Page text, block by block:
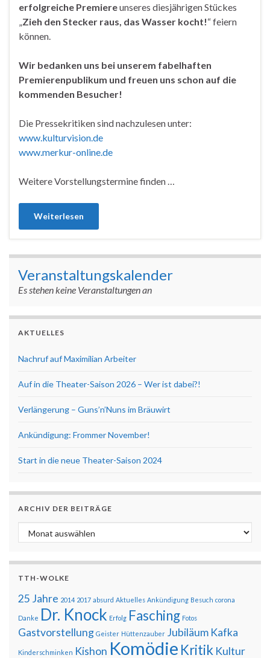
erfolgreiche Premiereunseres diesjährigen Stückes
„Zieh den Stecker raus, das Wasser kocht!“ feiern
können.
Wir bedanken uns bei unserem fabelhaften
Premierenpublikum und freuen uns schon auf die
kommenden Besucher!
Die Pressekritiken sind nachzulesen unter:
www.kulturvision.de
www.merkur-online.de
Weitere Vorstellungstermine finden …
Weiterlesen
Veranstaltungskalender
Es stehen keine Veranstaltungen an
AKTUELLES
Nachruf auf Maximilian Arbeiter
Auf in die Theater-Saison 2026 – Wer ist dabei?!
Verlängerung – Guns’n’Nuns im Bräuwirt
Ankündigung: Frommer November!
Start in die neue Theater-Saison 2024
ARCHIV DER BEITRÄGE
Archiv der Beiträge
TTH-WOLKE
25 Jahre 2014 2017 absurd Aktuelles Ankündigung Besuch corona
Danke Dr. Knock Erfolg Fasching Fotos
Gastvorstellung Geister Hüttenzauber Jubiläum Kafka
Kinderschminken Kishon Komödie Kritik Kultur